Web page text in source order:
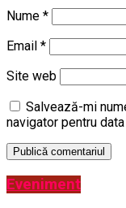
Nume *
Email *
Site web
Salvează-mi
navigator pentru
Eveniment